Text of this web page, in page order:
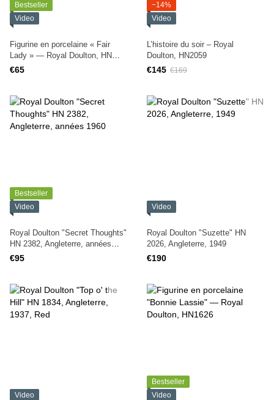
Bestseller
Video
Figurine en porcelaine « Fair
Lady » — Royal Doulton, HN
2193
€65
−14%
Video
L’histoire du soir – Royal
Doulton, HN2059
€145 €169
Bestseller
Video
Royal Doulton "Secret Thoughts"
HN 2382, Angleterre, années
1960
€95
Video
Royal Doulton "Suzette" HN
2026, Angleterre, 1949
€190
Video
Bestseller
Video